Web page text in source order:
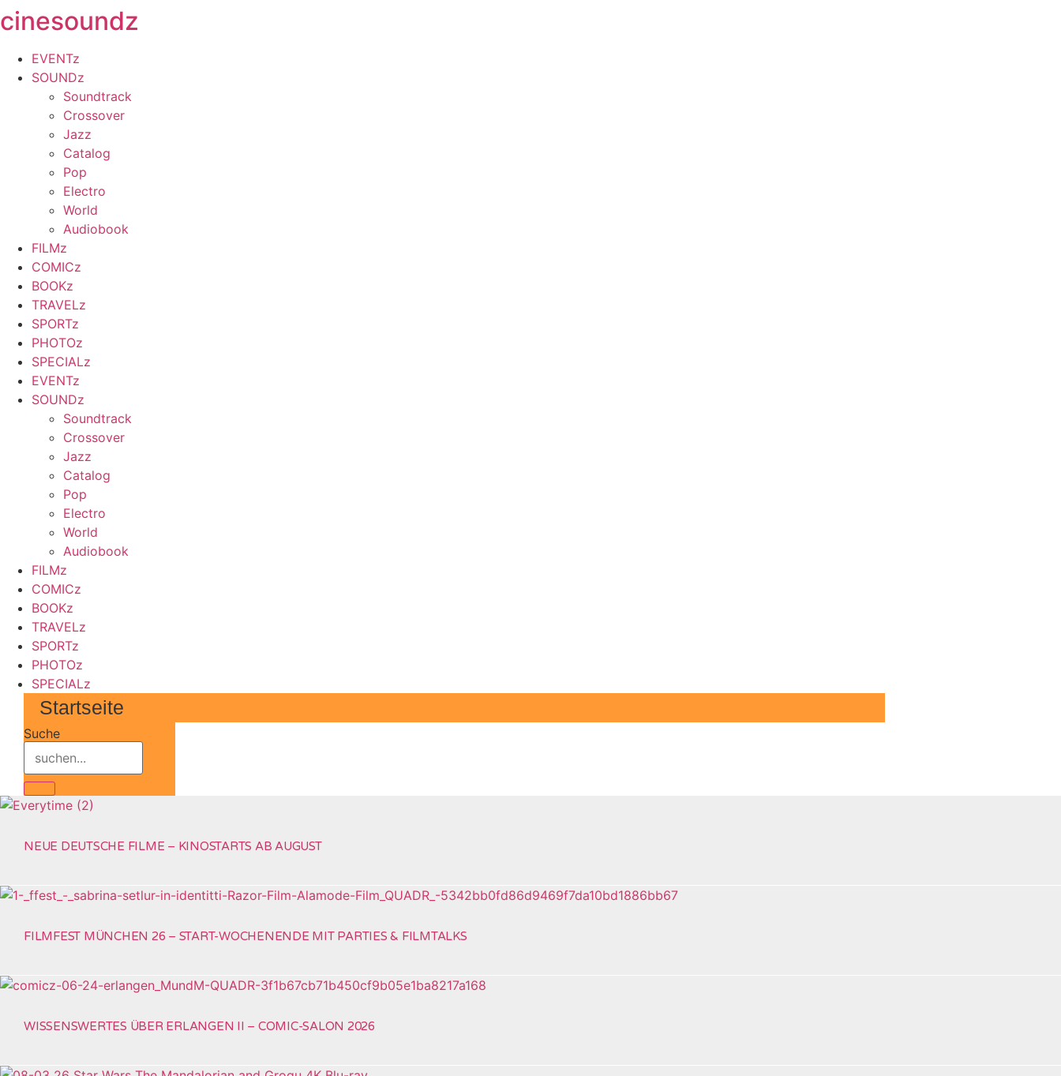
Zum
Inhalt
springen
cinesoundz
EVENTz
SOUNDz
Soundtrack
Crossover
Jazz
Catalog
Pop
Electro
World
Audiobook
FILMz
COMICz
BOOKz
TRAVELz
SPORTz
PHOTOz
SPECIALz
EVENTz
SOUNDz
Soundtrack
Crossover
Jazz
Catalog
Pop
Electro
World
Audiobook
FILMz
COMICz
BOOKz
TRAVELz
SPORTz
PHOTOz
SPECIALz
Startseite
Suche
NEUE DEUTSCHE FILME – KINOSTARTS AB AUGUST
FILMFEST MÜNCHEN 26 – START-WOCHENENDE MIT PARTIES & FILMTALKS
WISSENSWERTES ÜBER ERLANGEN II – COMIC-SALON 2026